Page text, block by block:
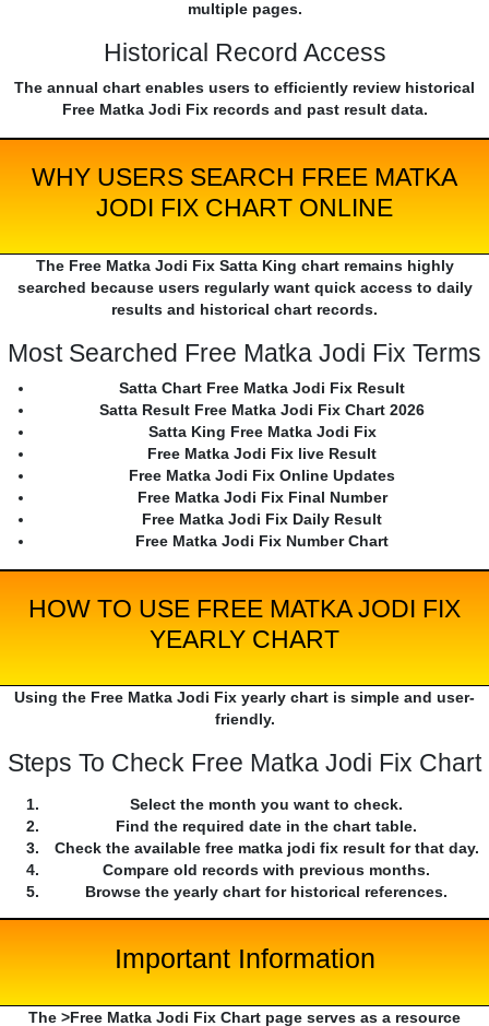
multiple pages.
Historical Record Access
The annual chart enables users to efficiently review historical
Free Matka Jodi Fix records and past result data.
WHY USERS SEARCH FREE MATKA
JODI FIX CHART ONLINE
The Free Matka Jodi Fix Satta King chart remains highly
searched because users regularly want quick access to daily
results and historical chart records.
Most Searched Free Matka Jodi Fix Terms
Satta Chart Free Matka Jodi Fix Result
Satta Result Free Matka Jodi Fix Chart 2026
Satta King Free Matka Jodi Fix
Free Matka Jodi Fix live Result
Free Matka Jodi Fix Online Updates
Free Matka Jodi Fix Final Number
Free Matka Jodi Fix Daily Result
Free Matka Jodi Fix Number Chart
HOW TO USE FREE MATKA JODI FIX
YEARLY CHART
Using the Free Matka Jodi Fix yearly chart is simple and user-
friendly.
Steps To Check Free Matka Jodi Fix Chart
Select the month you want to check.
Find the required date in the chart table.
Check the available free matka jodi fix result for that day.
Compare old records with previous months.
Browse the yearly chart for historical references.
Important Information
The >Free Matka Jodi Fix Chart page serves as a resource